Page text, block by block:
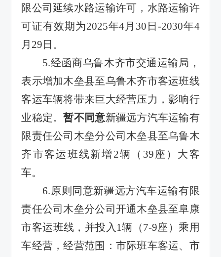
限公司延续水路运输许可，水路运输许
可证有效期为2025年4月 30 日 -2030年4
月 29 日。
5.经函商乌鲁木齐市交通运输局，
表示增加木垒县至乌鲁木齐市客运班线
客运车辆将带来巨大经营压力，影响行
业稳定。暂不同意新疆远方汽车运输有
限责任公司木垒分公司木垒县至乌鲁木
齐市客运班线新增 2辆（ 39 座）大客
车。
6.原则同意新疆远方汽车运输有限
责任公司木垒分公司开通木垒县至阜康
市客运班线，并投入 1辆（7-9座）乘用
车经营，经营范围：市际班车客运、市